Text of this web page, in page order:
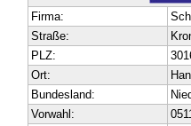
Firma:
Straße:
PLZ:
Ort:
Bundesland:
Vorwahl: